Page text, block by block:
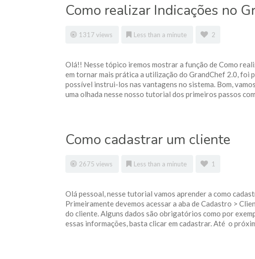
Como realizar Indicações no
1317 views Less than a minute 2
Olá!! Nesse tópico iremos mostrar a função de Como
em tornar mais prática a utilização do GrandChef 2.0, foi
possível instrui-los nas vantagens no sistema. Bom,
uma olhada nesse nosso tutorial dos primeiros passos
Como cadastrar um cliente
2675 views Less than a minute 1
Olá pessoal, nesse tutorial vamos aprender a como
Primeiramente devemos acessar a aba de Cadastro >
do cliente. Alguns dados são obrigatórios como por
essas informações, basta clicar em cadastrar. Até o